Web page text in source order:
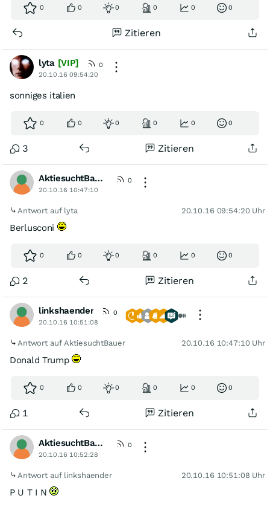
0 0 0 0 0 0
Zitieren
lyta[VIP]
0
20.10.16 09:54:20
sonniges italien
0 0 0 0 0 0
3 Zitieren
AktiesuchtBauer
0
20.10.16 10:47:10
Antwort auf lyta 20.10.16 09:54:20 Uhr
Berlusconi
0 0 0 0 0 0
2 Zitieren
linkshaender
0
20.10.16 10:51:08
Antwort auf AktiesuchtBauer 20.10.16 10:47:10 Uhr
Donald Trump
0 0 0 0 0 0
1 Zitieren
AktiesuchtBauer
0
20.10.16 10:52:28
Antwort auf linkshaender 20.10.16 10:51:08 Uhr
P U T I N